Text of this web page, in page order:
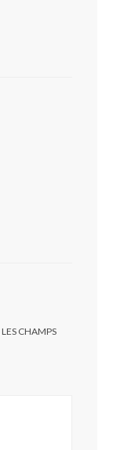
LES CHAMPS